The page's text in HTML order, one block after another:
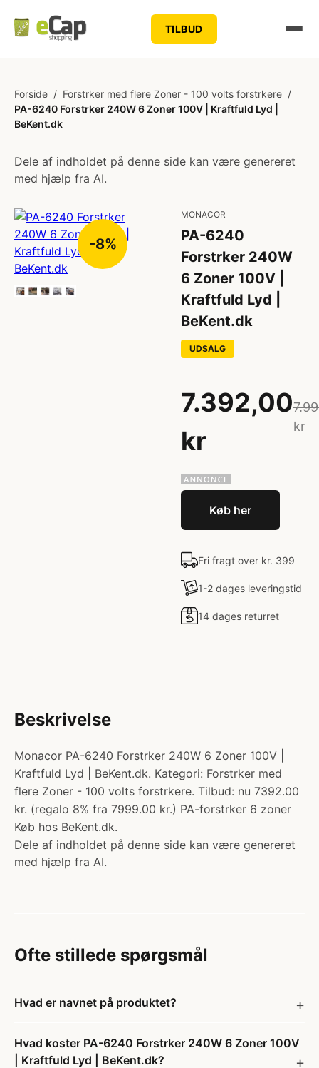
TILBUD
Forside / Forstrker med flere Zoner - 100 volts forstrkere /
PA-6240 Forstrker 240W 6 Zoner 100V | Kraftfuld Lyd |
BeKent.dk
Dele af indholdet på denne side kan være genereret
med hjælp fra AI.
-8%
MONACOR
PA-6240
Forstrker 240W
6 Zoner 100V |
Kraftfuld Lyd |
BeKent.dk
UDSALG
7.392,00
kr
kr
Køb her
Fri fragt over kr. 399
1-2 dages leveringstid
14 dages returret
Beskrivelse
Monacor PA-6240 Forstrker 240W 6 Zoner 100V |
Kraftfuld Lyd | BeKent.dk. Kategori: Forstrker med
flere Zoner - 100 volts forstrkere. Tilbud: nu 7392.00
kr. (regalo 8% fra 7999.00 kr.) PA-forstrker 6 zoner
Køb hos BeKent.dk.
Dele af indholdet på denne side kan være genereret
med hjælp fra AI.
Ofte stillede spørgsmål
Hvad er navnet på produktet?
Hvad koster PA-6240 Forstrker 240W 6 Zoner 100V
| Kraftfuld Lyd | BeKent.dk?